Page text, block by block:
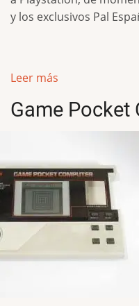
y los exclusivos Pal
Leer más
Game Pocket